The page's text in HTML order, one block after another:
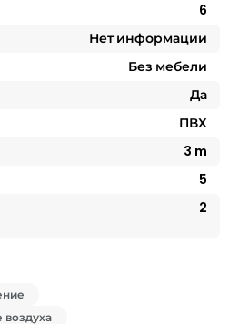
6
Нет информации
Без мебели
Да
ПВХ
3 m
5
2